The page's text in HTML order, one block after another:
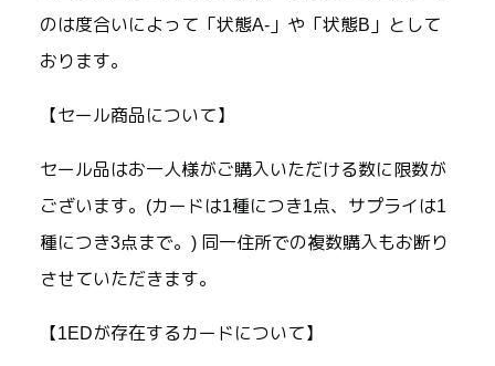
のは度合いによって「状態A-」や「状態B」として
おります。
【セール商品について】
セール品はお一人様がご購入いただける数に限数が
ございます。(カードは1種につき1点、サプライは1
種につき3点まで。) 同一住所での複数購入もお断り
させていただきます。
【1EDが存在するカードについて】